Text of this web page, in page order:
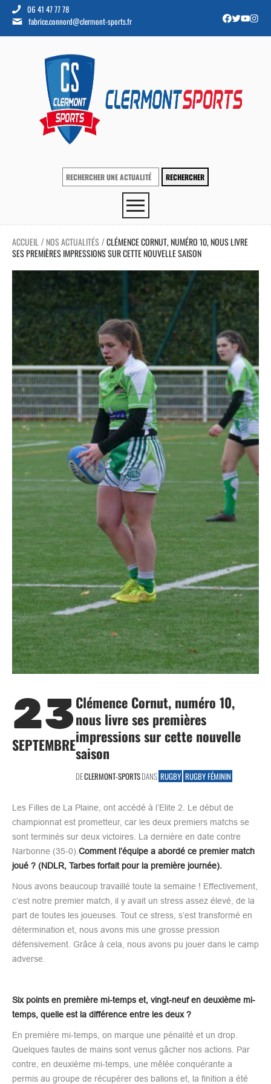
06 41 47 77 78
fabrice.connord@clermont-sports.fr
ACCUEIL / NOS ACTUALITÉS /CLÉMENCE CORNUT, NUMÉRO 10, NOUS LIVRE
SES PREMIÈRES IMPRESSIONS SUR CETTE NOUVELLE SAISON
23
SEPTEMBRE
Clémence Cornut, numéro 10,
nous livre ses premières
impressions sur cette nouvelle
saison
DECLERMONT-SPORTSDANS RUGBY RUGBY FÉMININ
Les Filles de La Plaine, ont accédé à l’Elite 2. Le début de
championnat est prometteur, car les deux premiers matchs se
sont terminés sur deux victoires. La dernière en date contre
Narbonne (35-0). Comment l’équipe a abordé ce premier match
joué ? (NDLR, Tarbes forfait pour la première journée).
Nous avons beaucoup travaillé toute la semaine ! Effectivement,
c’est notre premier match, il y avait un stress assez élevé, de la
part de toutes les joueuses. Tout ce stress, s’est transformé en
détermination et, nous avons mis une grosse pression
défensivement. Grâce à cela, nous avons pu jouer dans le camp
adverse.
Six points en première mi-temps et, vingt-neuf en deuxième mi-
temps, quelle est la différence entre les deux ?
En première mi-temps, on marque une pénalité et un drop.
Quelques fautes de mains sont venus gâcher nos actions. Par
contre, en deuxième mi-temps, une mêlée conquérante a
permis au groupe de récupérer des ballons et, la finition a été